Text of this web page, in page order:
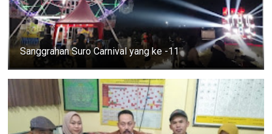
Sanggrahan Suro Carnival yang ke -11